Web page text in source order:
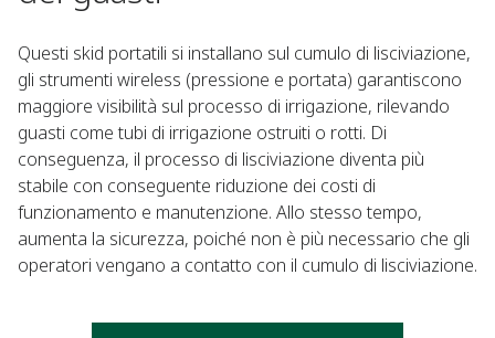
Questi skid portatili si installano sul cumulo di lisciviazione,
gli strumenti wireless (pressione e portata) garantiscono
maggiore visibilità sul processo di irrigazione, rilevando
guasti come tubi di irrigazione ostruiti o rotti. Di
conseguenza, il processo di lisciviazione diventa più
stabile con conseguente riduzione dei costi di
funzionamento e manutenzione. Allo stesso tempo,
aumenta la sicurezza, poiché non è più necessario che gli
operatori vengano a contatto con il cumulo di lisciviazione.